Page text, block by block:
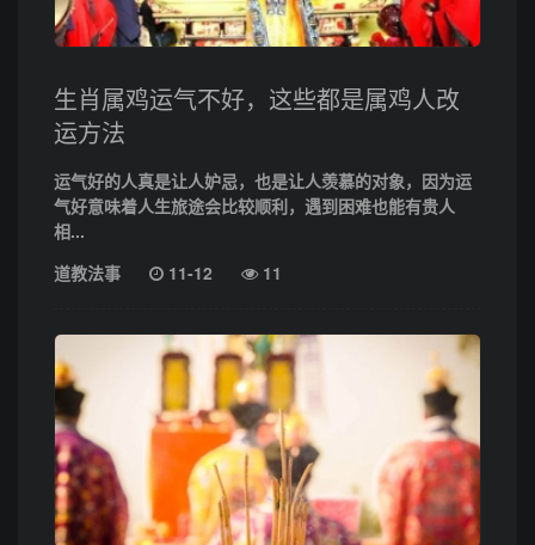
生肖属鸡运气不好，这些都是属鸡人改
运方法
运气好的人真是让人妒忌，也是让人羡慕的对象，因为运
气好意味着人生旅途会比较顺利，遇到困难也能有贵人
相...
道教法事
11-12 11